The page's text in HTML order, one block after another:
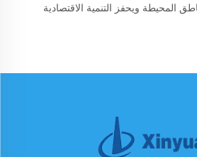
المحيطة ويحفز التنمية الاقتصادية